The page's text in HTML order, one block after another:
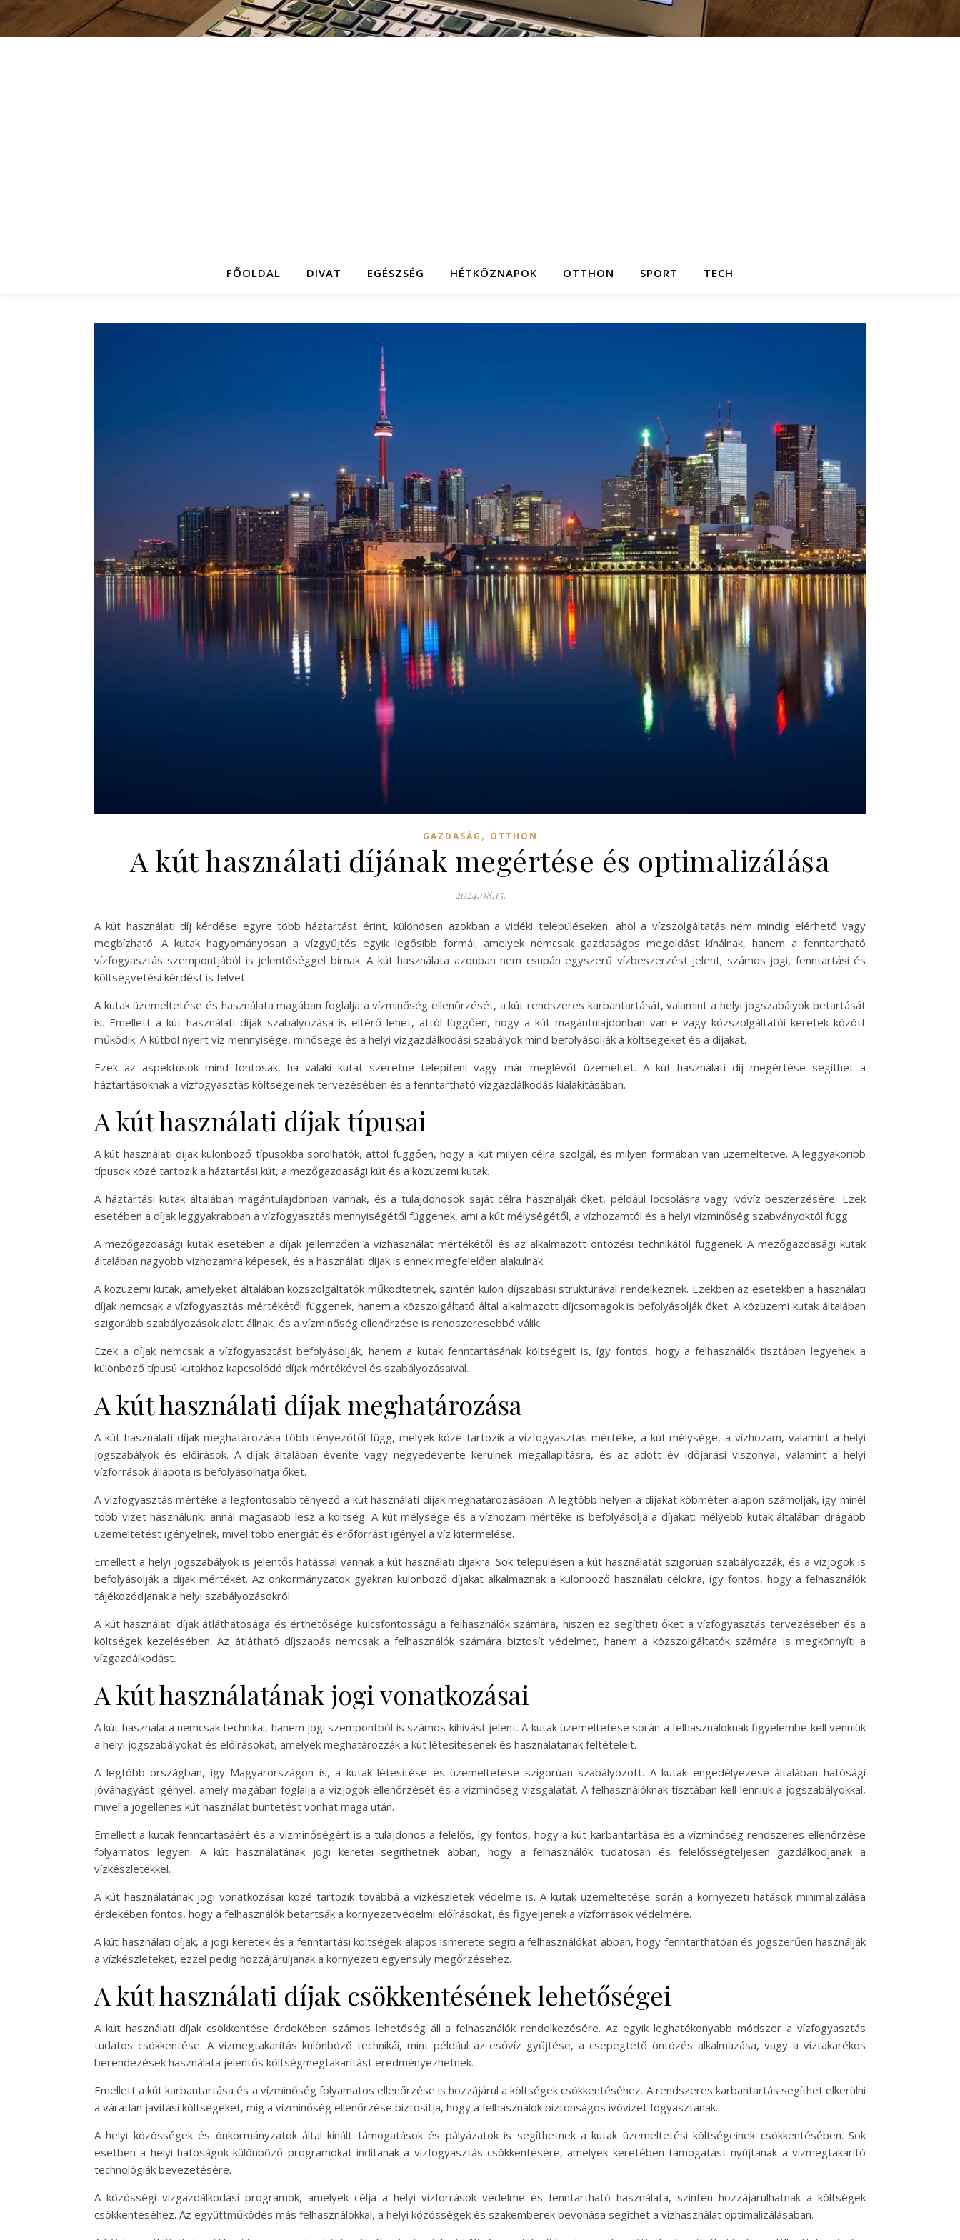
FŐOLDAL DIVAT EGÉSZSÉG HÉTKÖZNAPOK OTTHON SPORT TECH
GAZDASÁG , OTTHON
A kút használati díjának megértése és optimalizálása
2024.08.15.
A kút használati díj kérdése egyre több háztartást érint, különösen azokban a vidéki településeken, ahol a vízszolgáltatás nem mindig elérhető vagy
megbízható. A kutak hagyományosan a vízgyűjtés egyik legősibb formái, amelyek nemcsak gazdaságos megoldást kínálnak, hanem a fenntartható
vízfogyasztás szempontjából is jelentőséggel bírnak. A kút használata azonban nem csupán egyszerű vízbeszerzést jelent; számos jogi, fenntartási és
költségvetési kérdést is felvet.
A kutak üzemeltetése és használata magában foglalja a vízminőség ellenőrzését, a kút rendszeres karbantartását, valamint a helyi jogszabályok betartását
is. Emellett a kút használati díjak szabályozása is eltérő lehet, attól függően, hogy a kút magántulajdonban van-e vagy közszolgáltatói keretek között
működik. A kútból nyert víz mennyisége, minősége és a helyi vízgazdálkodási szabályok mind befolyásolják a költségeket és a díjakat.
Ezek az aspektusok mind fontosak, ha valaki kutat szeretne telepíteni vagy már meglévőt üzemeltet. A kút használati díj megértése segíthet a
háztartásoknak a vízfogyasztás költségeinek tervezésében és a fenntartható vízgazdálkodás kialakításában.
A kút használati díjak típusai
A kút használati díjak különböző típusokba sorolhatók, attól függően, hogy a kút milyen célra szolgál, és milyen formában van üzemeltetve. A leggyakoribb
típusok közé tartozik a háztartási kút, a mezőgazdasági kút és a közüzemi kutak.
A háztartási kutak általában magántulajdonban vannak, és a tulajdonosok saját célra használják őket, például locsolásra vagy ivóvíz beszerzésére. Ezek
esetében a díjak leggyakrabban a vízfogyasztás mennyiségétől függenek, ami a kút mélységétől, a vízhozamtól és a helyi vízminőség szabványoktól függ.
A mezőgazdasági kutak esetében a díjak jellemzően a vízhasználat mértékétől és az alkalmazott öntözési technikától függenek. A mezőgazdasági kutak
általában nagyobb vízhozamra képesek, és a használati díjak is ennek megfelelően alakulnak.
A közüzemi kutak, amelyeket általában közszolgáltatók működtetnek, szintén külön díjszabási struktúrával rendelkeznek. Ezekben az esetekben a használati
díjak nemcsak a vízfogyasztás mértékétől függenek, hanem a közszolgáltató által alkalmazott díjcsomagok is befolyásolják őket. A közüzemi kutak általában
szigorúbb szabályozások alatt állnak, és a vízminőség ellenőrzése is rendszeresebbé válik.
Ezek a díjak nemcsak a vízfogyasztást befolyásolják, hanem a kutak fenntartásának költségeit is, így fontos, hogy a felhasználók tisztában legyenek a
különböző típusú kutakhoz kapcsolódó díjak mértékével és szabályozásaival.
A kút használati díjak meghatározása
A kút használati díjak meghatározása több tényezőtől függ, melyek közé tartozik a vízfogyasztás mértéke, a kút mélysége, a vízhozam, valamint a helyi
jogszabályok és előírások. A díjak általában évente vagy negyedévente kerülnek megállapításra, és az adott év időjárási viszonyai, valamint a helyi
vízforrások állapota is befolyásolhatja őket.
A vízfogyasztás mértéke a legfontosabb tényező a kút használati díjak meghatározásában. A legtöbb helyen a díjakat köbméter alapon számolják, így minél
több vizet használunk, annál magasabb lesz a költség. A kút mélysége és a vízhozam mértéke is befolyásolja a díjakat: mélyebb kutak általában drágább
üzemeltetést igényelnek, mivel több energiát és erőforrást igényel a víz kitermelése.
Emellett a helyi jogszabályok is jelentős hatással vannak a kút használati díjakra. Sok településen a kút használatát szigorúan szabályozzák, és a vízjogok is
befolyásolják a díjak mértékét. Az önkormányzatok gyakran különböző díjakat alkalmaznak a különböző használati célokra, így fontos, hogy a felhasználók
tájékozódjanak a helyi szabályozásokról.
A kút használati díjak átláthatósága és érthetősége kulcsfontosságú a felhasználók számára, hiszen ez segítheti őket a vízfogyasztás tervezésében és a
költségek kezelésében. Az átlátható díjszabás nemcsak a felhasználók számára biztosít védelmet, hanem a közszolgáltatók számára is megkönnyíti a
vízgazdálkodást.
A kút használatának jogi vonatkozásai
A kút használata nemcsak technikai, hanem jogi szempontból is számos kihívást jelent. A kutak üzemeltetése során a felhasználóknak figyelembe kell venniük
a helyi jogszabályokat és előírásokat, amelyek meghatározzák a kút létesítésének és használatának feltételeit.
A legtöbb országban, így Magyarországon is, a kutak létesítése és üzemeltetése szigorúan szabályozott. A kutak engedélyezése általában hatósági
jóváhagyást igényel, amely magában foglalja a vízjogok ellenőrzését és a vízminőség vizsgálatát. A felhasználóknak tisztában kell lenniük a jogszabályokkal,
mivel a jogellenes kút használat büntetést vonhat maga után.
Emellett a kutak fenntartásáért és a vízminőségért is a tulajdonos a felelős, így fontos, hogy a kút karbantartása és a vízminőség rendszeres ellenőrzése
folyamatos legyen. A kút használatának jogi keretei segíthetnek abban, hogy a felhasználók tudatosan és felelősségteljesen gazdálkodjanak a
vízkészletekkel.
A kút használatának jogi vonatkozásai közé tartozik továbbá a vízkészletek védelme is. A kutak üzemeltetése során a környezeti hatások minimalizálása
érdekében fontos, hogy a felhasználók betartsák a környezetvédelmi előírásokat, és figyeljenek a vízforrások védelmére.
A kút használati díjak, a jogi keretek és a fenntartási költségek alapos ismerete segíti a felhasználókat abban, hogy fenntarthatóan és jogszerűen használják
a vízkészleteket, ezzel pedig hozzájáruljanak a környezeti egyensúly megőrzéséhez.
A kút használati díjak csökkentésének lehetőségei
A kút használati díjak csökkentése érdekében számos lehetőség áll a felhasználók rendelkezésére. Az egyik leghatékonyabb módszer a vízfogyasztás
tudatos csökkentése. A vízmegtakarítás különböző technikái, mint például az esővíz gyűjtése, a csepegtető öntözés alkalmazása, vagy a víztakarékos
berendezések használata jelentős költségmegtakarítást eredményezhetnek.
Emellett a kút karbantartása és a vízminőség folyamatos ellenőrzése is hozzájárul a költségek csökkentéséhez. A rendszeres karbantartás segíthet elkerülni
a váratlan javítási költségeket, míg a vízminőség ellenőrzése biztosítja, hogy a felhasználók biztonságos ivóvizet fogyasztanak.
A helyi közösségek és önkormányzatok által kínált támogatások és pályázatok is segíthetnek a kutak üzemeltetési költségeinek csökkentésében. Sok
esetben a helyi hatóságok különböző programokat indítanak a vízfogyasztás csökkentésére, amelyek keretében támogatást nyújtanak a vízmegtakarító
technológiák bevezetésére.
A közösségi vízgazdálkodási programok, amelyek célja a helyi vízforrások védelme és fenntartható használata, szintén hozzájárulhatnak a költségek
csökkentéséhez. Az együttműködés más felhasználókkal, a helyi közösségek és szakemberek bevonása segíthet a vízhasználat optimalizálásában.